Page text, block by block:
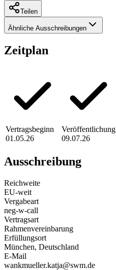
Teilen
Ähnliche Ausschreibungen
Zeitplan
Vertragsbeginn
01.05.26
Veröffentlichung
09.07.26
Ausschreibung
Reichweite
EU-weit
Vergabeart
neg-w-call
Vertragsart
Rahmenvereinbarung
Erfüllungsort
München, Deutschland
E-Mail
wankmueller.katja@swm.de